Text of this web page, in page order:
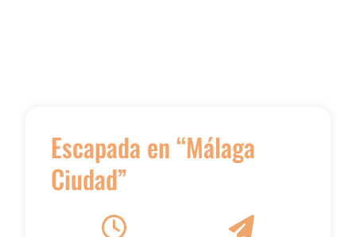
Escapada en “Málaga
Ciudad”